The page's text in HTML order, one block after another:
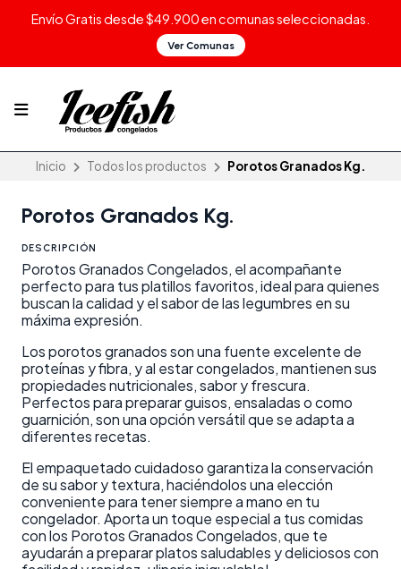
Envío Gratis desde $49.900 en comunas seleccionadas.
Ver Comunas
Inicio Todos los productos Porotos Granados Kg.
Porotos Granados Kg.
DESCRIPCIÓN
Porotos Granados Congelados, el acompañante
perfecto para tus platillos favoritos, ideal para quienes
buscan la calidad y el sabor de las legumbres en su
máxima expresión.
Los porotos granados son una fuente excelente de
proteínas y fibra, y al estar congelados, mantienen sus
propiedades nutricionales, sabor y frescura.
Perfectos para preparar guisos, ensaladas o como
guarnición, son una opción versátil que se adapta a
diferentes recetas.
El empaquetado cuidadoso garantiza la conservación
de su sabor y textura, haciéndolos una elección
conveniente para tener siempre a mano en tu
congelador. Aporta un toque especial a tus comidas
con los Porotos Granados Congelados, que te
ayudarán a preparar platos saludables y deliciosos con